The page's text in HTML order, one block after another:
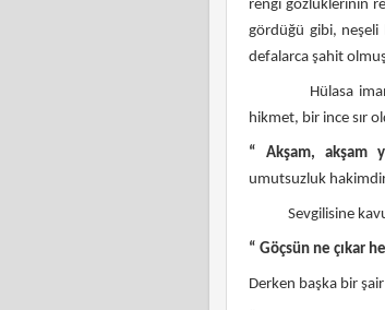
rengi gözlüklerinin
gördüğü gibi, neşeli
defalarca şahit
Hülasa imanlı bir
hikmet, bir ince sır
“ Akşam, akşam
umutsuzluk
Sevgilisine
“ Göçsün ne çıkar
Derken başka bir şair